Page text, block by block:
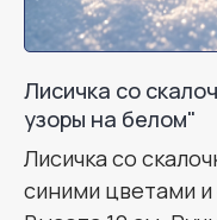
Лисичка со
узоры на белом"
Лисичка со
синими цветами